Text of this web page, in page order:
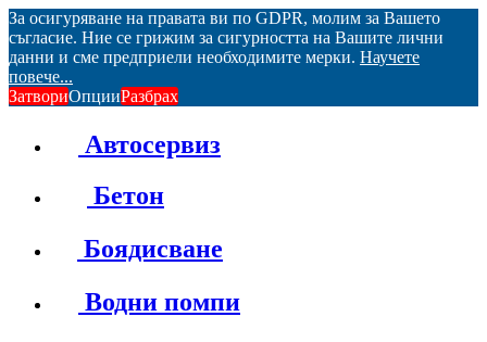
За осигуряване на правата ви по GDPR, молим за Вашето
съгласие. Ние се грижим за сигурността на Вашите лични
данни и сме предприели необходимите мерки. Научете
повече...
ЗатвориОпцииРазбрах
Автосервиз
Бетон
Боядисване
Водни помпи